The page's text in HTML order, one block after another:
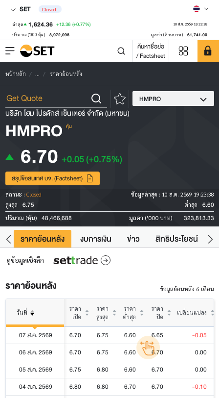
SET Closed
ล่าสุด 1,624.36 +12.36 (+0.77%) 10 ส.ค. 2569 19:23:38
ปริมาณ ('000 หุ้น) 8,972,098 มูลค่า (ล้านบาท) 61,741.00
ค้นหาชื่อย่อ
/ Factsheet
หน้าหลัก ... ราคาย้อนหลัง
HMPRO
บริษัท โฮม โปรดักส์ เซ็นเตอร์ จำกัด (มหาชน)
HMPRO หุ้น
6.70 +0.05(+0.75%)
สรุปข้อสนเทศ บจ. (Factsheet)
สถานะ : Closed ข้อมูลล่าสุด : 10 ส.ค. 2569 19:23:38
สูงสุด
6.75 ต่ำสุด 6.60
ปริมาณ (หุ้น) 48,466,688 มูลค่า ('000 บาท) 323,813.33
ราคาย้อนหลัง งบการเงิน ข่าว สิทธิประโยชน์
ดูข้อมูลเชิงลึก
ราคาย้อนหลัง ข้อมูลย้อนหลัง 6 เดือน
วันที่
ราคา
เปิด
ราคา
สูงสุด
ราคา
ต่ำสุด
ราคา
ปิด
เปลี่ยนแปลง
07 ส.ค. 2569 6.70 6.75 6.60 6.65
-0.05
06 ส.ค. 2569
6.70 6.75 6.60 6.70
0.00
05 ส.ค. 2569
6.75 6.80 6.60 6.70
0.00
04 ส.ค. 2569
6.80 6.80 6.70 6.70
-0.10